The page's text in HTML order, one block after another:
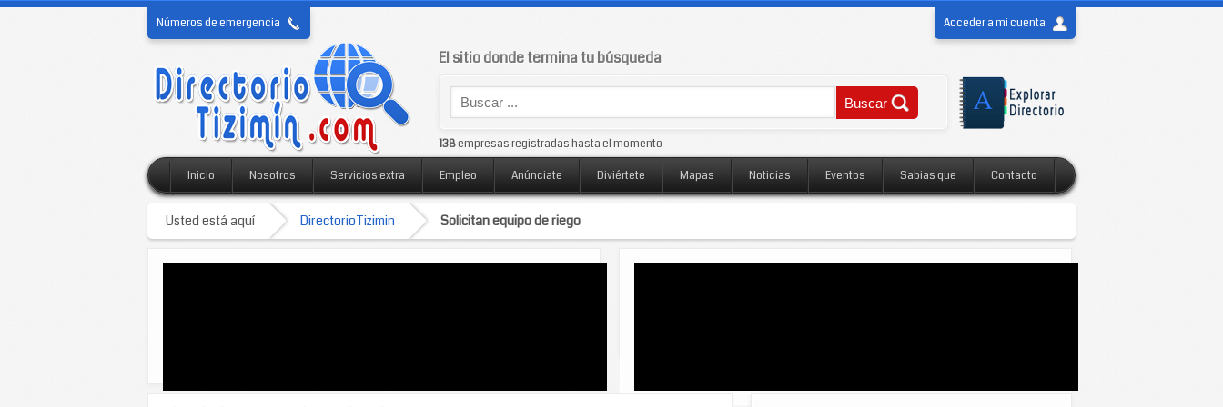
Números de emergencia Acceder a mi cuenta
El sitio donde termina tu búsqueda
138empresas registradas hasta el momento
Inicio Nosotros Servicios extra Empleo Anúnciate Diviértete Mapas Noticias Eventos Sabias que Contacto
Usted está aquí DirectorioTizimin Solicitan equipo de riego